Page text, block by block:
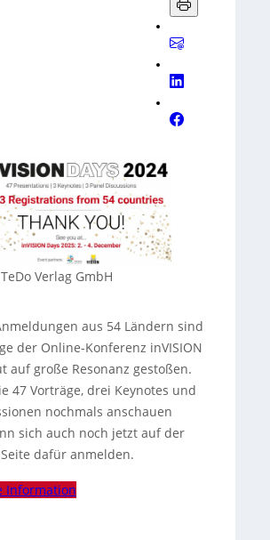
Verlag GmbH
aus 54 Ländern sind
der Online-Konferenz inVISION
auf große Resonanz gestoßen.
47 Vorträge, drei Keynotes und
nochmals anschauen
sich auch noch jetzt auf der
dafür anmelden.
Information